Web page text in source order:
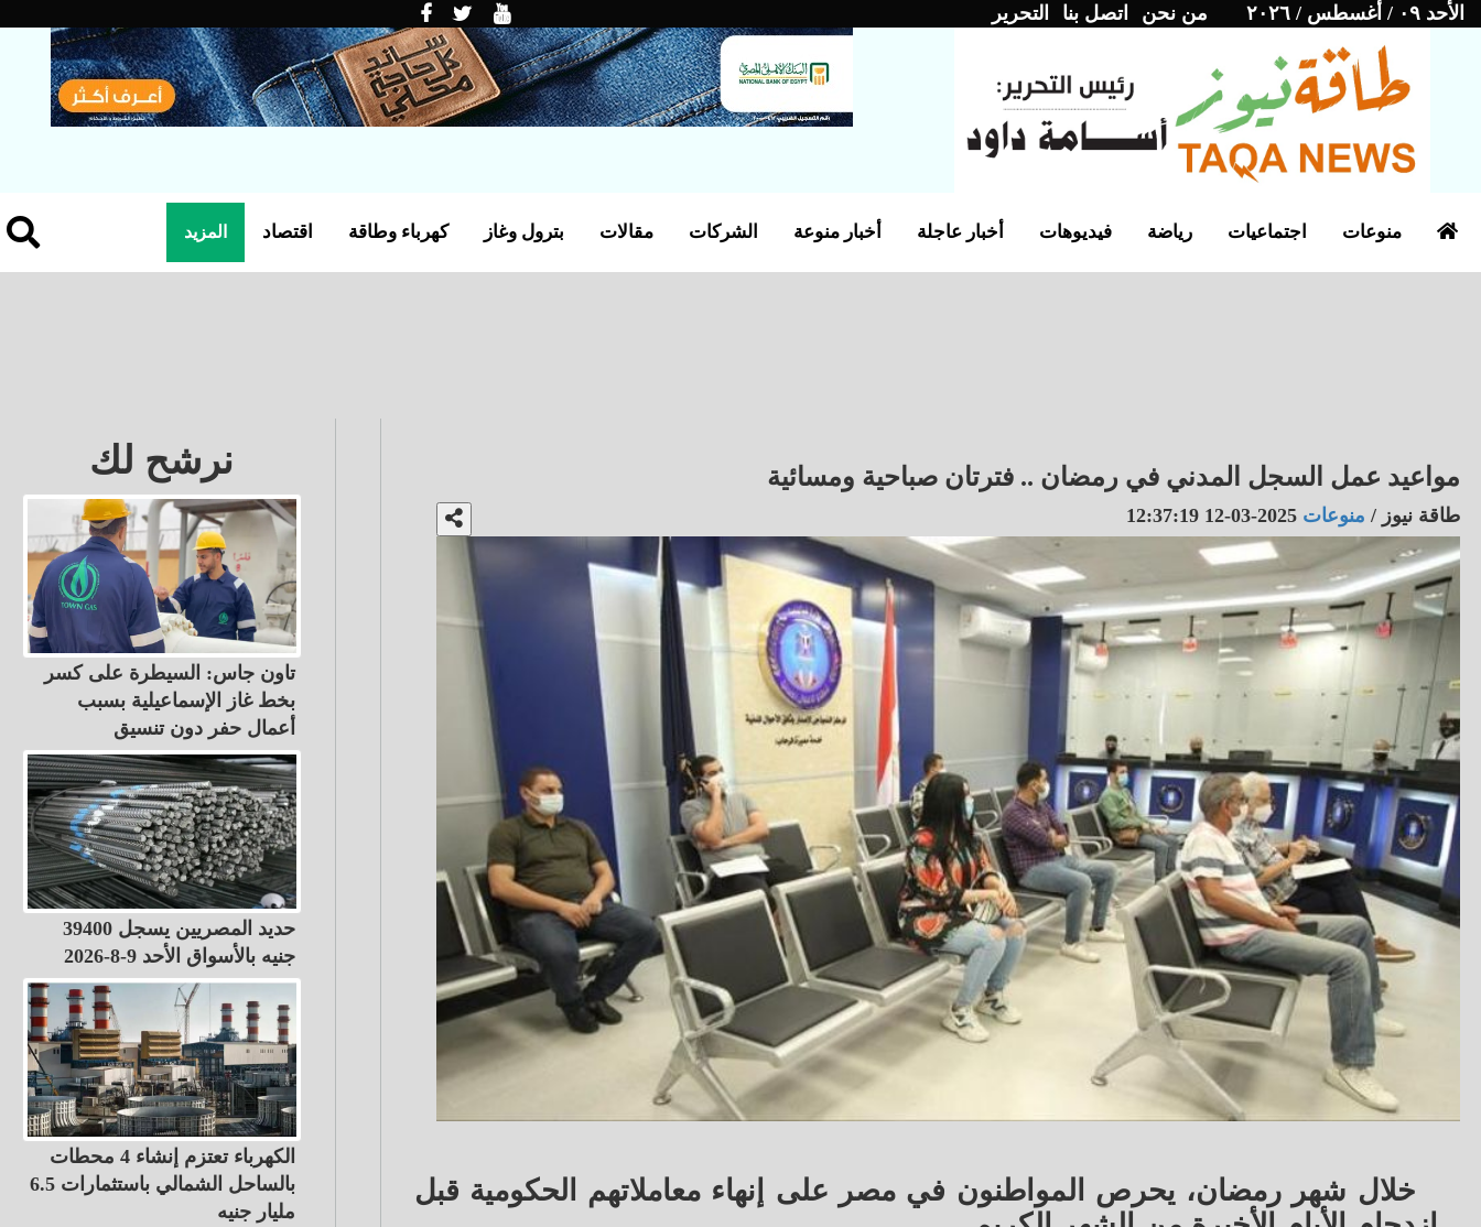
الأحد ٠٩ / أغسطس / ٢٠٢٦ من نحن اتصل بنا التحرير
المزيد اقتصاد كهرباء وطاقة بترول وغاز مقالات الشركات أخبار منوعة أخبار عاجلة فيديوهات رياضة اجتماعيات منوعات
مواعيد عمل السجل المدني في رمضان .. فترتان صباحية ومسائية
طاقة نيوز / منوعات2025-03-12 12:37:19
خلال شهر رمضان، يحرص المواطنون في مصر على إنهاء معاملاتهم الحكومية قبل
نرشح لك
تاون جاس: السيطرة على كسر
بخط غاز الإسماعيلية بسبب
أعمال حفر دون تنسيق
حديد المصريين يسجل 39400
جنيه بالأسواق الأحد 9-8-2026
الكهرباء تعتزم إنشاء 4 محطات
بالساحل الشمالي باستثمارات 6.5
مليار جنيه